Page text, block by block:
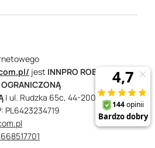
jest INNPRO ROBERT
| ul. Rudzka 65c, 44-200 Rybnik
PL6423234719